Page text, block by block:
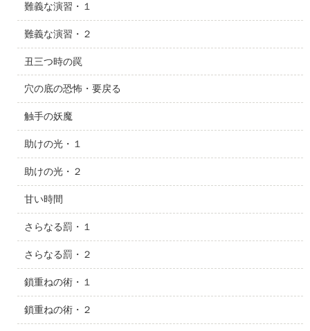
難義な演習・１
難義な演習・２
丑三つ時の罠
穴の底の恐怖・要戻る
触手の妖魔
助けの光・１
助けの光・２
甘い時間
さらなる罰・１
さらなる罰・２
鎖重ねの術・１
鎖重ねの術・２